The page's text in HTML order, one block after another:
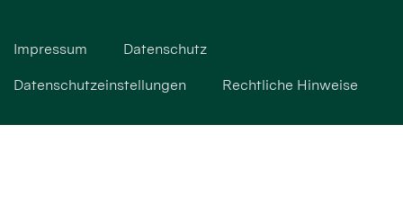
Impressum Datenschutz
Datenschutzeinstellungen Rechtliche Hinweise